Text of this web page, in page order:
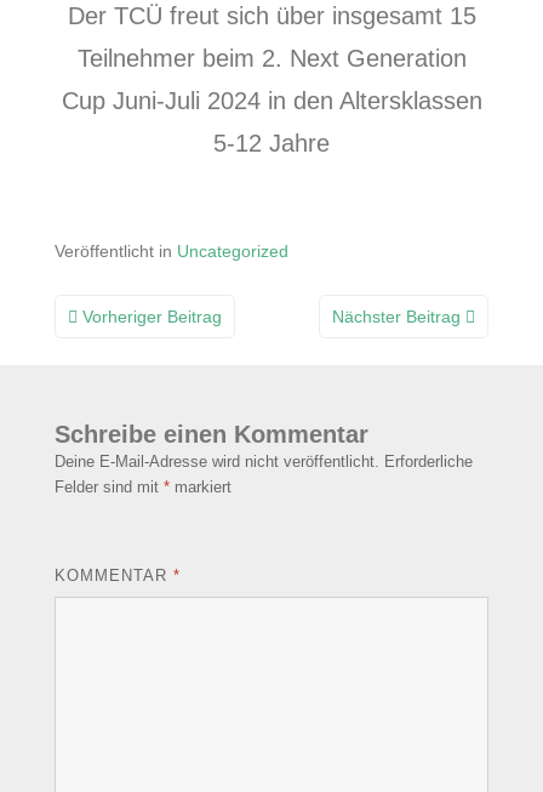
Der TCÜ freut sich über insgesamt 15
Teilnehmer beim 2. Next Generation
Cup Juni-Juli 2024 in den Altersklassen
5-12 Jahre
Veröffentlicht in Uncategorized
Beitragsnavigation
Vorheriger Beitrag Nächster Beitrag
Schreibe einen Kommentar
Deine E-Mail-Adresse wird nicht veröffentlicht.
Erforderliche
Felder sind mit *markiert
KOMMENTAR *